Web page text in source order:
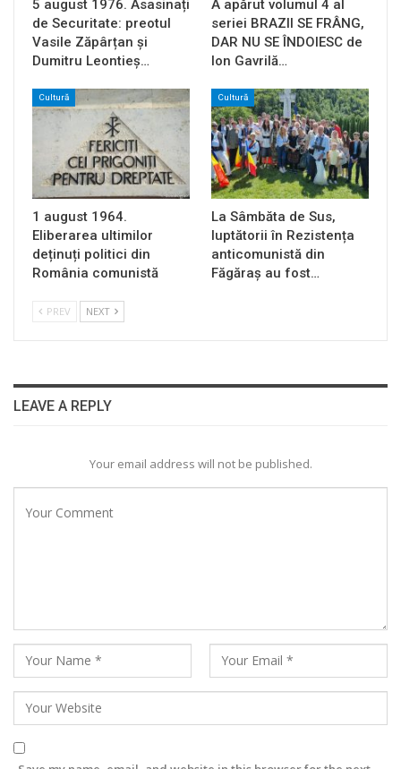
5 august 1976. Asasinați
de Securitate: preotul
Vasile Zăpârțan și
Dumitru Leontieș…
A apărut volumul 4 al
seriei BRAZII SE FRÂNG,
DAR NU SE ÎNDOIESC de
Ion Gavrilă…
Cultură
1 august 1964.
Eliberarea ultimilor
deținuți politici din
România comunistă
Cultură
La Sâmbăta de Sus,
luptătorii în Rezistența
anticomunistă din
Făgăraș au fost…
PREV NEXT
LEAVE A REPLY
Your email address will not be published.